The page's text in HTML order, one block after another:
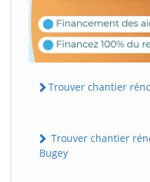
Trouver chantier
Trouver chantier
Bugey